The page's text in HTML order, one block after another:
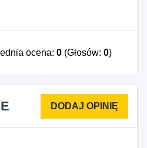
a numer
przypada na dzień
techniczne.
ocena: 0 (Głosów: 0)